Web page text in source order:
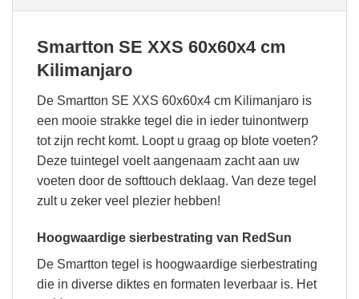
Smartton SE XXS 60x60x4 cm
Kilimanjaro
De Smartton SE XXS 60x60x4 cm Kilimanjaro is
een mooie strakke tegel die in ieder tuinontwerp
tot zijn recht komt. Loopt u graag op blote voeten?
Deze tuintegel voelt aangenaam zacht aan uw
voeten door de softtouch deklaag. Van deze tegel
zult u zeker veel plezier hebben!
Hoogwaardige sierbestrating van RedSun
De Smartton tegel is hoogwaardige sierbestrating
die in diverse diktes en formaten leverbaar is. Het